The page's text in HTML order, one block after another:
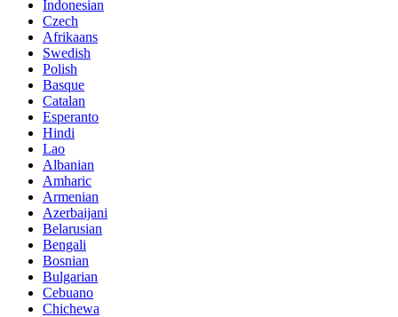
Indonesian
Czech
Afrikaans
Swedish
Polish
Basque
Catalan
Esperanto
Hindi
Lao
Albanian
Amharic
Armenian
Azerbaijani
Belarusian
Bengali
Bosnian
Bulgarian
Cebuano
Chichewa